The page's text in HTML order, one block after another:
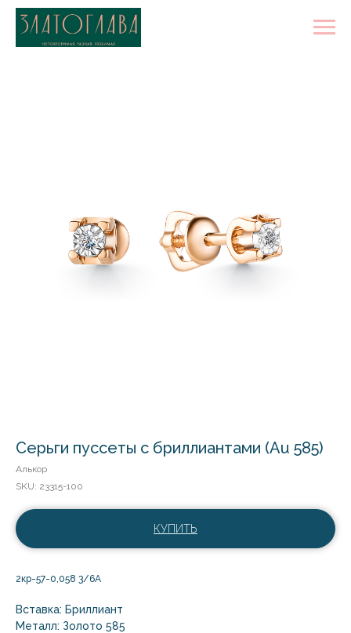
Серьги пуссеты с бриллиантами (Au 585)
Алькор
SKU: 23315-100
КУПИТЬ
2кр-57-0,058 3/6А
Вставка: Бриллиант
Металл: Золото 585